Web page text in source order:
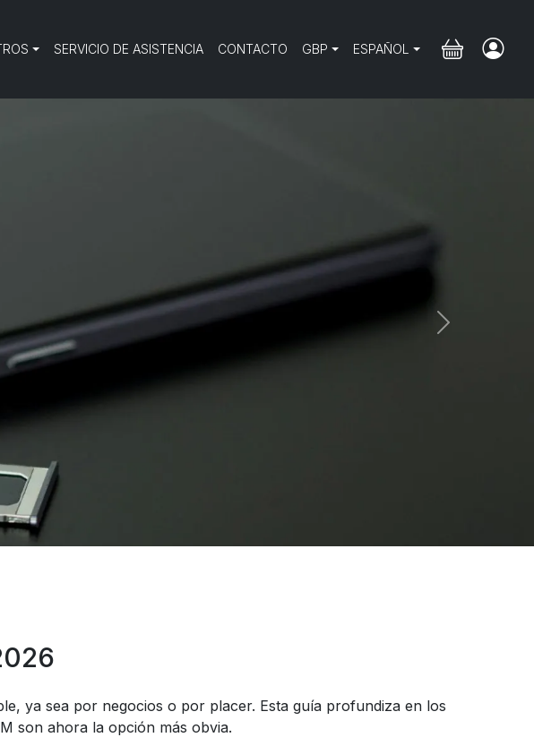
SERVICIO DE ASISTENCIA CONTACTO GBP ESPAÑOL
Next
ya sea por negocios o por placer. Esta guía profundiza en los
son ahora la opción más obvia.